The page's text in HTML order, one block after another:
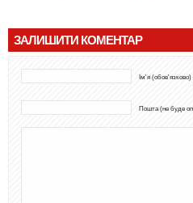
ЗАЛИШИТИ КОМЕНТАР
Ім'я (обов'язково)
Пошта (не буде